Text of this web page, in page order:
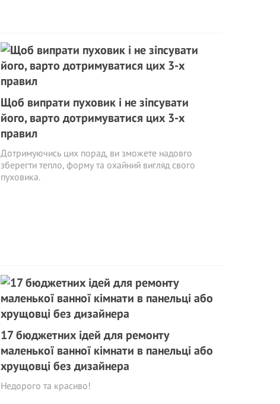
Щоб випрати пуховик і не зіпсувати
його, варто дотримуватися цих 3-х
правил
Дотримуючись цих порад, ви зможете надовго
зберегти тепло, форму та охайний вигляд свого
пуховика.
17 бюджетних ідей для ремонту
маленької ванної кімнати в панельці або
хрущовці без дизайнера
Недорого та красиво!